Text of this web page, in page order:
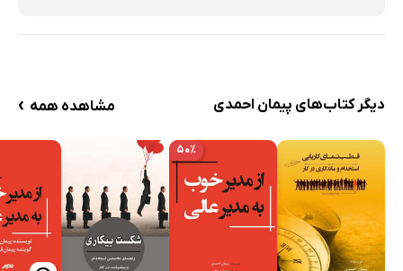
دیگر کتاب‌های پیمان احمدی مشاهده همه ›
۵۰٪